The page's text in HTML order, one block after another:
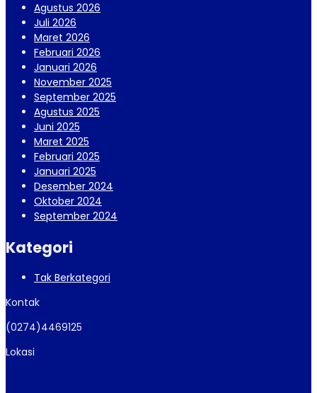
Agustus 2026
Juli 2026
Maret 2026
Februari 2026
Januari 2026
November 2025
September 2025
Agustus 2025
Juni 2025
Maret 2025
Februari 2025
Januari 2025
Desember 2024
Oktober 2024
September 2024
Kategori
Tak Berkategori
Kontak
(0274)4469125
Lokasi